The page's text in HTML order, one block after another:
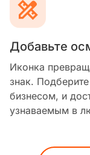
Добавьте
Иконка
знак.
бизнесом, и
узнаваемым в